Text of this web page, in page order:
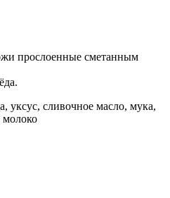
прослоенные сметанным
уксус, сливочное масло, мука,
молоко